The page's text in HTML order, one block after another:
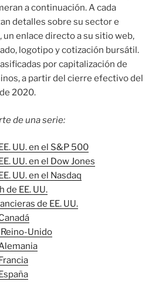
a continuación. A cada
detalles sobre su sector e
enlace directo a su sitio web,
logotipo y cotización bursátil.
por capitalización de
a partir del cierre efectivo del
2020.
de una serie:
UU. en el S&P 500
UU. en el Dow Jones
UU. en el Nasdaq
de EE. UU.
de EE. UU.
Unido